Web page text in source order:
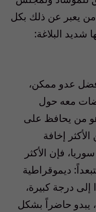
من يعبر عن ذلك بكل
شديد البلاغة:
عدو ممكن،
معه حول
من يحافظ على
إخافة
فإن الأكثر
ديموقراطية
درجة كبيرة،
يبدو حاضراً بشكل